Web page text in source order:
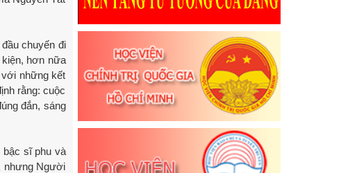
chuyến đi
hơn nữa
những kết
rằng: cuộc
đắn, sáng
bậc sĩ phu và
nhưng Người